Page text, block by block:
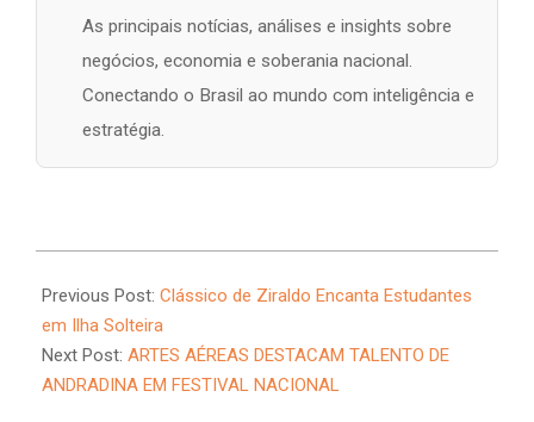
As principais notícias, análises e insights sobre
negócios, economia e soberania nacional.
Conectando o Brasil ao mundo com inteligência e
estratégia.
07-
07
Previous Post: Clássico de Ziraldo Encanta Estudantes
em Ilha Solteira
Next Post: ARTES AÉREAS DESTACAM TALENTO DE
ANDRADINA EM FESTIVAL NACIONAL